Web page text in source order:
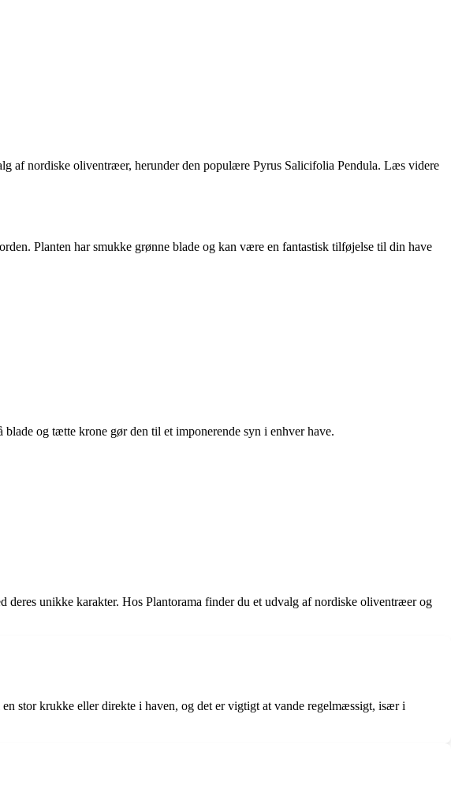
af nordiske oliventræer, herunder den populære Pyrus Salicifolia Pendula. Læs videre
Planten har smukke grønne blade og kan være en fantastisk tilføjelse til din have
og tætte krone gør den til et imponerende syn i enhver have.
deres unikke karakter. Hos Plantorama finder du et udvalg af nordiske oliventræer og
stor krukke eller direkte i haven, og det er vigtigt at vande regelmæssigt, især i